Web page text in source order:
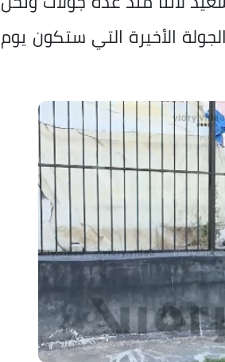
الأخيرة التي ستكون يوم